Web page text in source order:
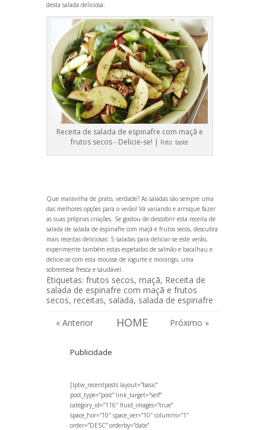
desta salada deliciosa:
Receita de salada de espinafre com maçã e
frutos secos - Delicie-se! | Foto:taste
Que maravilha de prato, verdade? As saladas são sempre uma
das melhores opções para o verão! Vá variando e arrisque fazer
as suas próprias criações. Se gostou de descobrir esta receita de
salada de salada de espinafre com maçã e frutos secos, descubra
mais receitas deliciosas: 5 saladas para deliciar-se este verão,
experimente também estas espetadas de salmão e bacalhau e
delicie-se com esta mousse de iogurte e morango, uma
sobremesa fresca e saudável
Etiquetas: frutos secos, maçã, Receita de
salada de espinafre com maçã e frutos
secos, receitas, salada, salada de espinafre
« Anterior
HOME Próximo »
Publicidade
[lptw_recentposts layout=”basic”
post_type=”post” link_target=”self”
category_id=”116″ fluid_images=”true”
space_hor=”10″ space_ver=”10″ columns=”1″
order=”DESC” orderby=”date”